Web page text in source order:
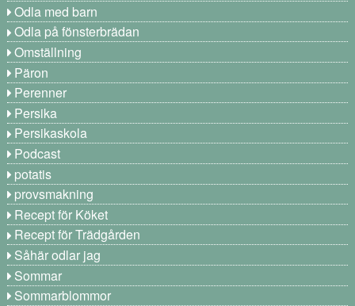
Odla med barn
Odla på fönsterbrädan
Omställning
Päron
Perenner
Persika
Persikaskola
Podcast
potatis
provsmakning
Recept för Köket
Recept för Trädgården
Såhär odlar jag
Sommar
Sommarblommor